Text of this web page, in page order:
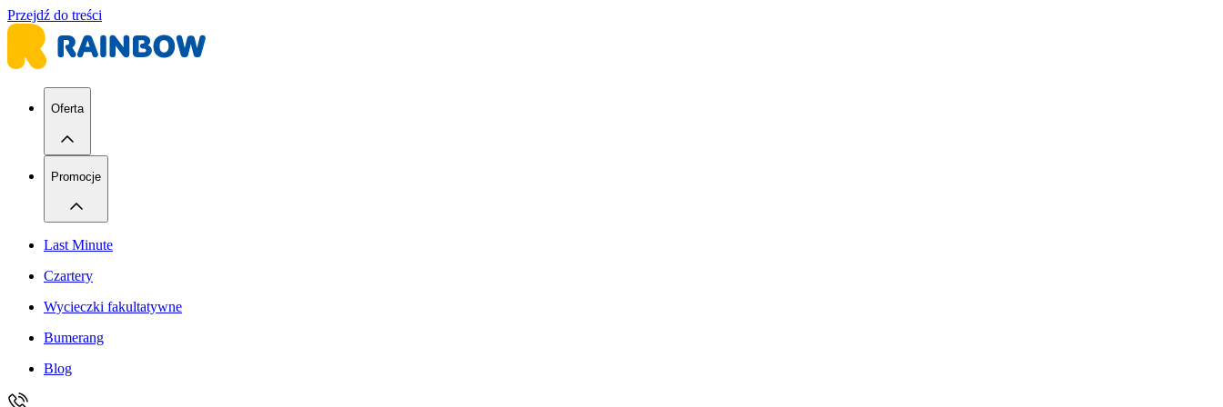
Przejdź do treści
Oferta
Promocje
Last Minute
Czartery
Wycieczki fakultatywne
Bumerang
Blog